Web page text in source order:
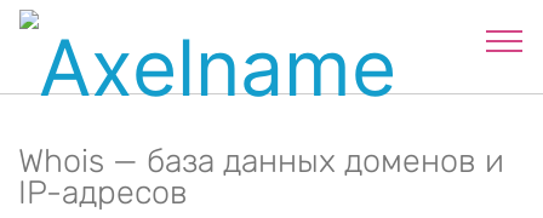
Whois — база данных доменов и
IP-адресов